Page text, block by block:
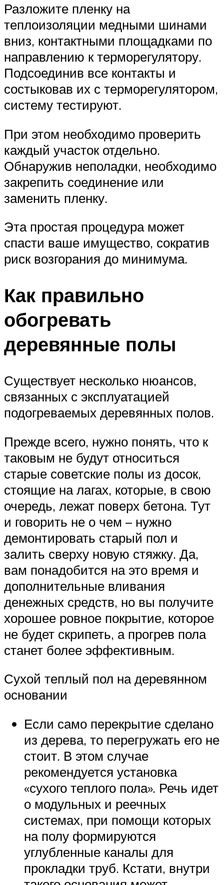
Разложите пленку на
теплоизоляции медными шинами
вниз, контактными площадками по
направлению к терморегулятору.
Подсоединив все контакты и
состыковав их с терморегулятором,
систему тестируют.
При этом необходимо проверить
каждый участок отдельно.
Обнаружив неполадки, необходимо
закрепить соединение или
заменить пленку.
Эта простая процедура может
спасти ваше имущество, сократив
риск возгорания до минимума.
Как правильно
обогревать
деревянные полы
Существует несколько нюансов,
связанных с эксплуатацией
подогреваемых деревянных полов.
Прежде всего, нужно понять, что к
таковым не будут относиться
старые советские полы из досок,
стоящие на лагах, которые, в свою
очередь, лежат поверх бетона. Тут
и говорить не о чем – нужно
демонтировать старый пол и
залить сверху новую стяжку. Да,
вам понадобится на это время и
дополнительные вливания
денежных средств, но вы получите
хорошее ровное покрытие, которое
не будет скрипеть, а прогрев пола
станет более эффективным.
Сухой теплый пол на деревянном
основании
Если само перекрытие сделано
из дерева, то перегружать его не
стоит. В этом случае
рекомендуется установка
«сухого теплого пола». Речь идет
о модульных и реечных
системах, при помощи которых
на полу формируются
углубленные каналы для
прокладки труб. Кстати, внутри